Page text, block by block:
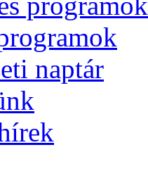
naptár